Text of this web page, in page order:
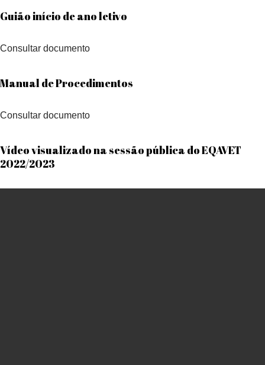
Guião início de ano letivo
Consultar documento
Manual de Procedimentos
Consultar documento
Vídeo visualizado na sessão pública do EQAVET
2022/2023